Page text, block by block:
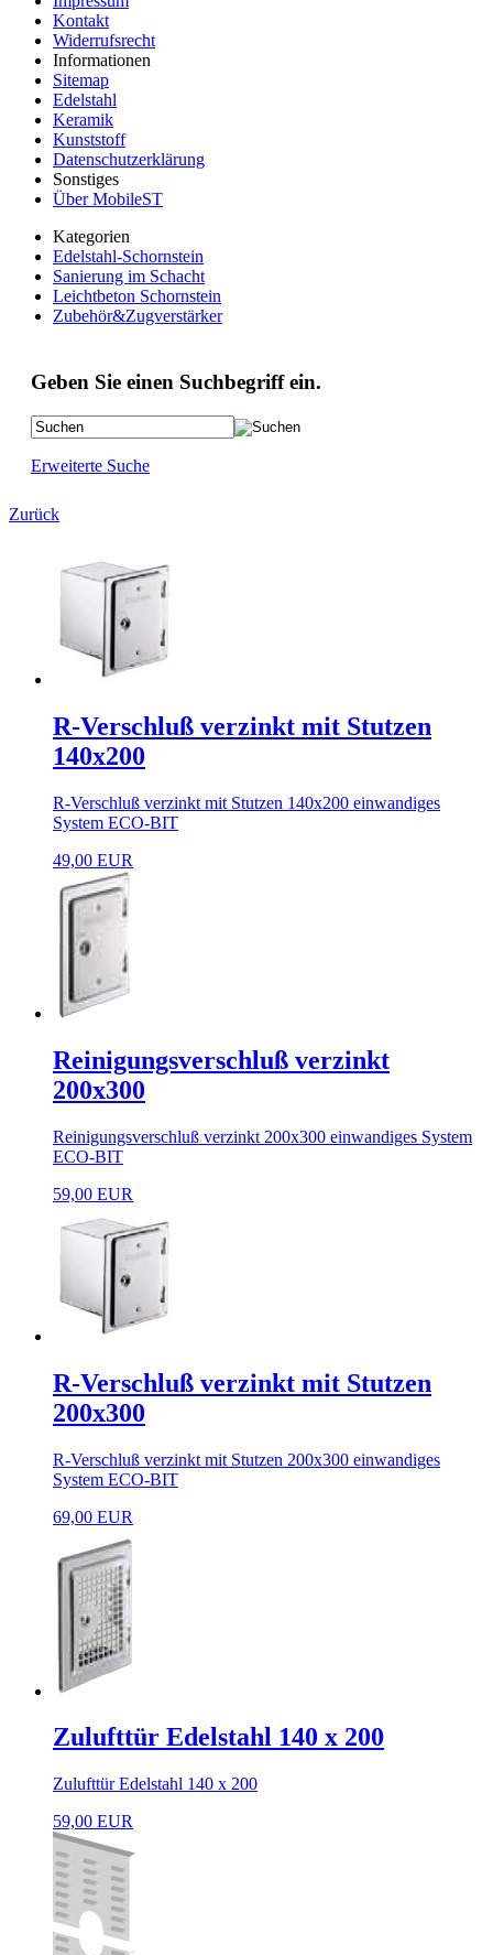
Kontakt
Widerrufsrecht
Informationen
Sitemap
Edelstahl
Keramik
Kunststoff
Datenschutzerklärung
Sonstiges
Über MobileST
Kategorien
Edelstahl-Schornstein
Sanierung im Schacht
Leichtbeton Schornstein
Zubehör&Zugverstärker
Geben Sie einen Suchbegriff ein.
Erweiterte Suche
Zurück
R-Verschluß verzinkt mit Stutzen
140x200
R-Verschluß verzinkt mit Stutzen 140x200 einwandiges
System ECO-BIT
49,00 EUR
Reinigungsverschluß verzinkt
200x300
Reinigungsverschluß verzinkt 200x300 einwandiges System
ECO-BIT
59,00 EUR
R-Verschluß verzinkt mit Stutzen
200x300
R-Verschluß verzinkt mit Stutzen 200x300 einwandiges
System ECO-BIT
69,00 EUR
Zulufttür Edelstahl 140 x 200
Zulufttür Edelstahl 140 x 200
59,00 EUR